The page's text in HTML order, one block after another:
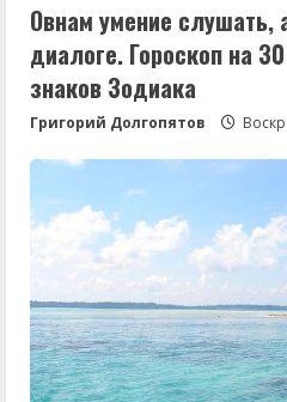
Овнам умение
диалоге. Гороскоп на
знаков Зодиака
Григорий Долгопятов